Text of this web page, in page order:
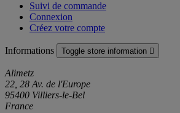
Suivi de commande
Connexion
Créez votre compte
Informations Toggle store information 
Alimetz
22, 28 Av. de l'Europe
95400 Villiers-le-Bel
France